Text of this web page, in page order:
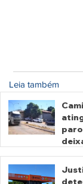
Leia também